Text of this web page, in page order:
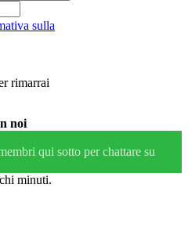
sulla
rimarrai
noi
qui sotto per chattare su
minuti.